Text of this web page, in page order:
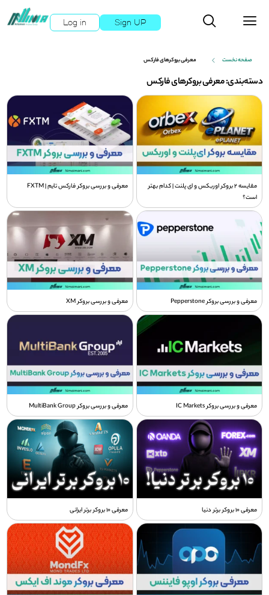
Log in Sign UP
صفحه نخست معرفی بروکرهای فارکس
دسته‌بندی: معرفی بروکرهای فارکس
مقایسه 2 بروکر اوربکس و ای پلنت | کدام بهتر
است؟
معرفی و بررسی بروکر فارکس تایم | FXTM
معرفی و بررسی بروکر Pepperstone معرفی و بررسی بروکر XM
معرفی و بررسی بروکر IC Markets معرفی و بررسی بروکر MultiBank Group
معرفی 10 بروکر برتر دنیا معرفی 10 بروکر برتر ایرانی